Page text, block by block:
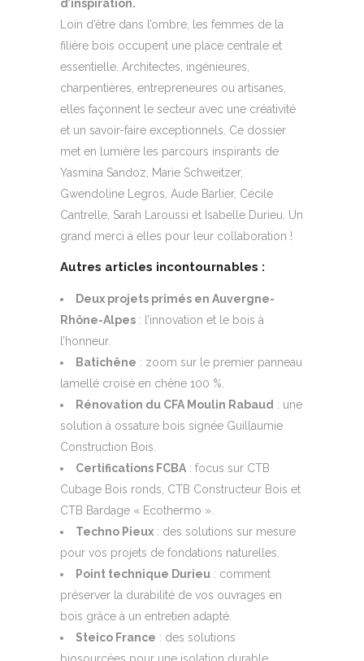
d’inspiration.
Loin d’être dans l’ombre, les femmes de la
filière bois occupent une place centrale et
essentielle. Architectes, ingénieures,
charpentières, entrepreneures ou artisanes,
elles façonnent le secteur avec une créativité
et un savoir-faire exceptionnels. Ce dossier
met en lumière les parcours inspirants de
Yasmina Sandoz, Marie Schweitzer,
Gwendoline Legros, Aude Barlier, Cécile
Cantrelle, Sarah Laroussi et Isabelle Durieu. Un
grand merci à elles pour leur collaboration !
Autres articles incontournables :
Deux projets primés en Auvergne-
Rhône-Alpes : l’innovation et le bois à
l’honneur.
Batichêne : zoom sur le premier panneau
lamellé croisé en chêne 100 %.
Rénovation du CFA Moulin Rabaud : une
solution à ossature bois signée Guillaumie
Construction Bois.
Certifications FCBA : focus sur CTB
Cubage Bois ronds, CTB Constructeur Bois et
CTB Bardage « Ecothermo ».
Techno Pieux : des solutions sur mesure
pour vos projets de fondations naturelles.
Point technique Durieu : comment
préserver la durabilité de vos ouvrages en
bois grâce à un entretien adapté.
Steico France : des solutions